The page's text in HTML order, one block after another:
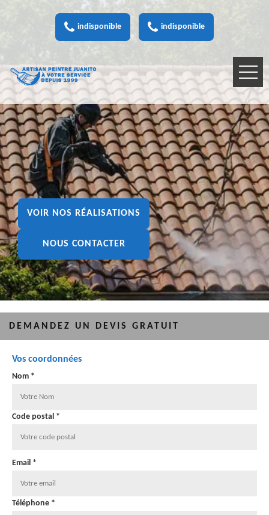
indisponible indisponible
VOIR NOS RÉALISATIONS
NOUS CONTACTER
DEMANDEZ UN DEVIS GRATUIT
Vos coordonnées
Nom *
Code postal *
Email *
Téléphone *